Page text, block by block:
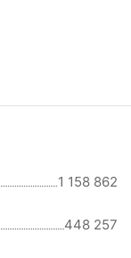
1 158 862
448 257